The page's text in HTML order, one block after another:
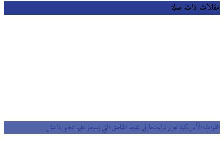
مقالات ذات صلة
القوات الأمريكية تعزز تواجدها في محيط المناطق التي يسيطر عليها تنظيم داعش